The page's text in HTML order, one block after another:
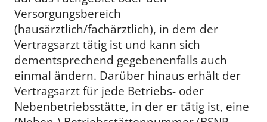
Versorgungsbereich
(hausärztlich/fachärztlich), in dem der
Vertragsarzt tätig ist und kann sich
dementsprechend gegebenenfalls auch
einmal ändern. Darüber hinaus erhält der
Vertragsarzt für jede Betriebs- oder
Nebenbetriebsstätte, in der er tätig ist, eine